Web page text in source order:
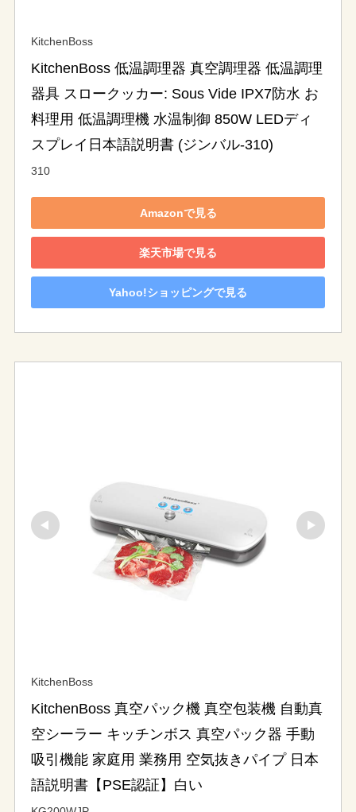
KitchenBoss
KitchenBoss 低温調理器 真空調理器 低温調理
器具 スロークッカー: Sous Vide IPX7防水 お
料理用 低温調理機 水温制御 850W LEDディ
スプレイ日本語説明書 (ジンバル-310)
310
Amazonで見る
楽天市場で見る
Yahoo!ショッピングで見る
KitchenBoss
KitchenBoss 真空パック機 真空包装機 自動真
空シーラー キッチンボス 真空パック器 手動
吸引機能 家庭用 業務用 空気抜きパイプ 日本
語説明書【PSE認証】白い